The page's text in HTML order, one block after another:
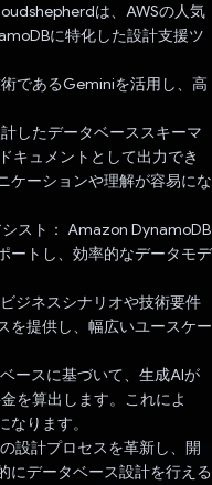
は、AWSの人気
に特化した設計支援ツ
であるGeminiを活用し、高
したデータベーススキーマ
キュメントとして出力でき
ケーションや理解が容易にな
スト： Amazon DynamoDB
ートし、効率的なデータモデ
ジネスシナリオや技術要件
を提供し、幅広いユースケー
ースに基づいて、生成AIが
を算出します。これによ
ります。
設計プロセスを革新し、開
にデータベース設計を行える